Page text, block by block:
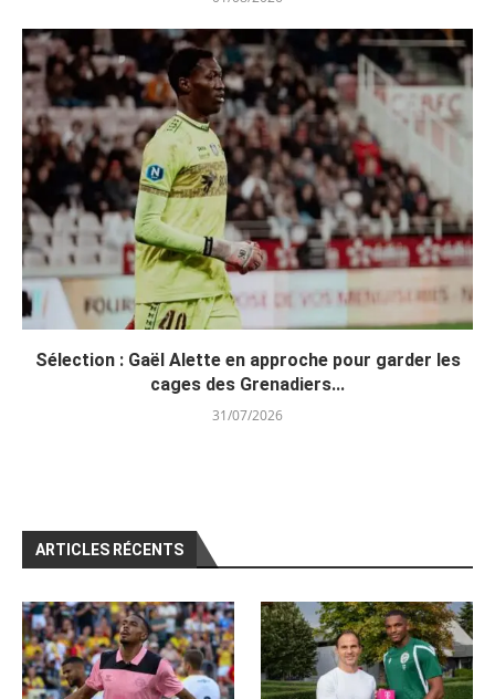
Sélection : Gaël Alette en approche pour garder les
cages des Grenadiers...
31/07/2026
ARTICLES RÉCENTS